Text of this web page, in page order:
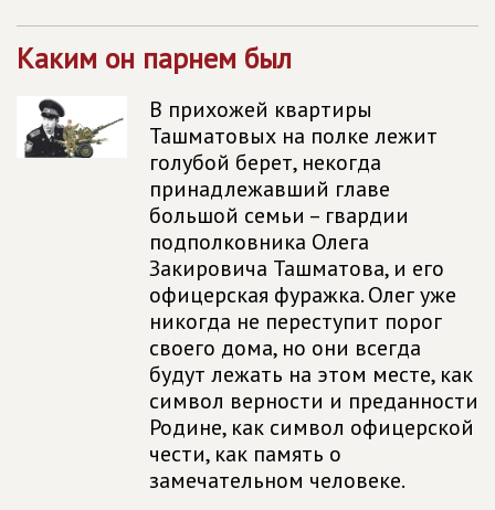
Каким он парнем был
В прихожей квартиры
Ташматовых на полке лежит
голубой берет, некогда
принадлежавший главе
большой семьи – гвардии
подполковника Олега
Закировича Ташматова, и его
офицерская фуражка. Олег уже
никогда не переступит порог
своего дома, но они всегда
будут лежать на этом месте, как
символ верности и преданности
Родине, как символ офицерской
чести, как память о
замечательном человеке.